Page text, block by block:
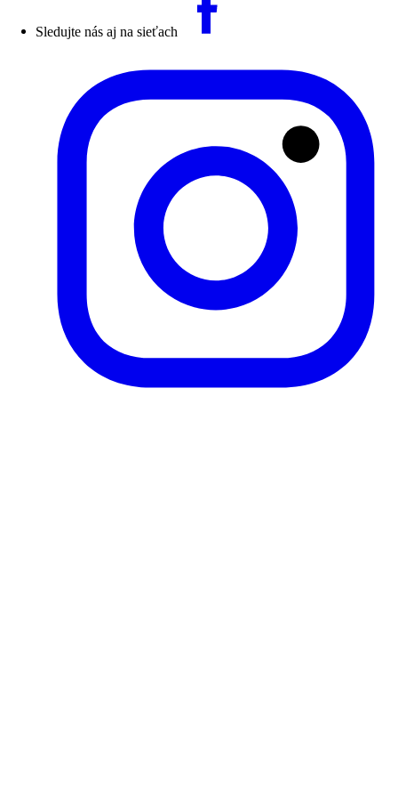
Sledujte nás aj na sieťach